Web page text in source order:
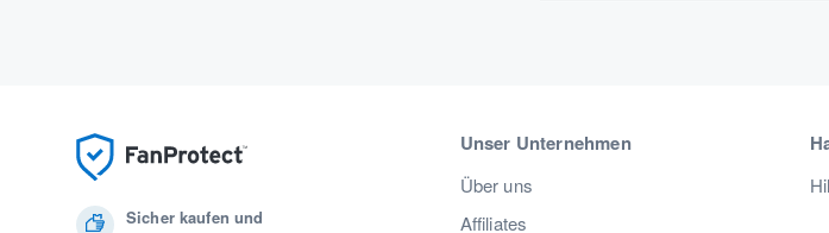
Sicher kaufen und
Unser Unternehmen
Über uns
Affiliates